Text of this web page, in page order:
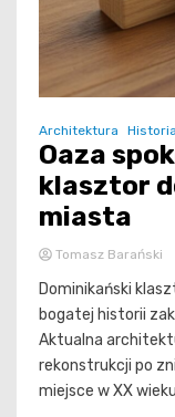
Architektura Historia
Oaza
klasztor
miasta
Tomasz Barański
Dominikański
bogatej historii
Aktualna
rekonstrukcji po
miejsce w XX